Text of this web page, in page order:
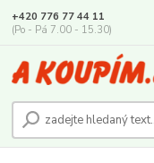
+420 776 77 44 11
(Po - Pá 7.00 - 15.30)